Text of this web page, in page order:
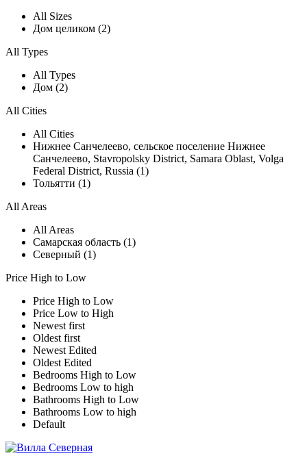
All Sizes
Дом целиком (2)
All Types
All Types
Дом (2)
All Cities
All Cities
Нижнее Санчелеево, сельское поселение Нижнее
Санчелеево, Stavropolsky District, Samara Oblast, Volga
Federal District, Russia (1)
Тольятти (1)
All Areas
All Areas
Самарская область (1)
Северный (1)
Price High to Low
Price High to Low
Price Low to High
Newest first
Oldest first
Newest Edited
Oldest Edited
Bedrooms High to Low
Bedrooms Low to high
Bathrooms High to Low
Bathrooms Low to high
Default